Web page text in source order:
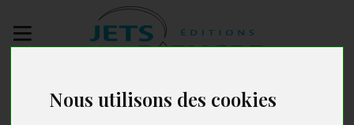
Nous utilisons des cookies
manuscrit